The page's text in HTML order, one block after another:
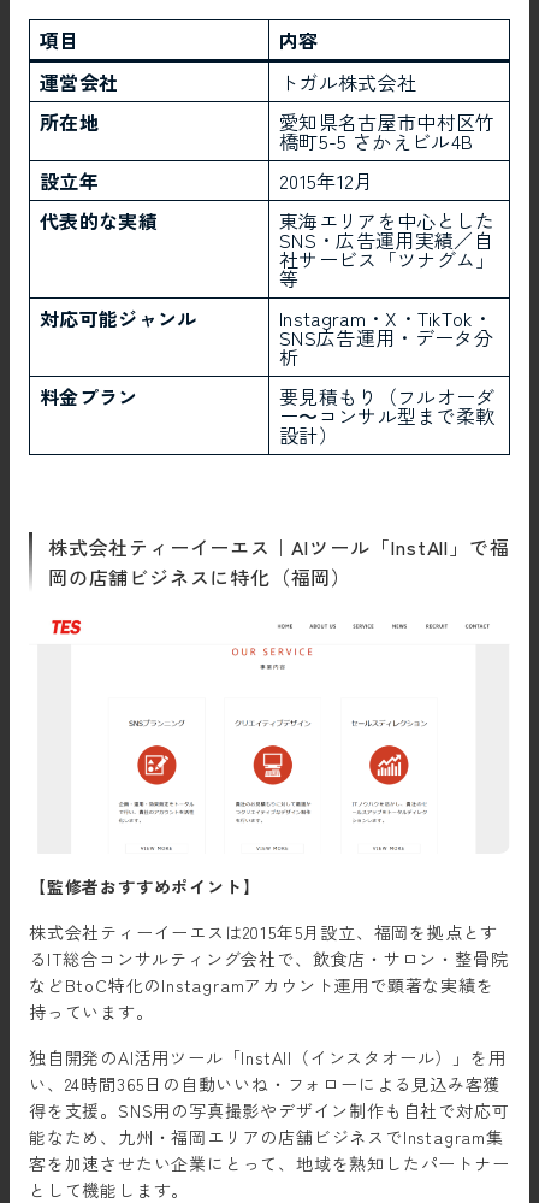
項目
内容
運営会社
トガル株式会社
所在地
愛知県名古屋市中村区竹
橋町5-5 さかえビル4B
設立年
2015年12月
代表的な実績
東海エリアを中心とした
SNS・広告運用実績／自
社サービス「ツナグム」
等
対応可能ジャンル
Instagram・X・TikTok・
SNS広告運用・データ分
析
料金プラン
要見積もり（フルオーダ
ー〜コンサル型まで柔軟
設計）
株式会社ティーイーエス｜AIツール「InstAll」で福
岡の店舗ビジネスに特化（福岡）
【監修者おすすめポイント】
株式会社ティーイーエスは2015年5月設立、福岡を拠点とす
るIT総合コンサルティング会社で、飲食店・サロン・整骨院
などBtoC特化のInstagramアカウント運用で顕著な実績を
持っています。
独自開発のAI活用ツール「InstAll（インスタオール）」を用
い、24時間365日の自動いいね・フォローによる見込み客獲
得を支援。SNS用の写真撮影やデザイン制作も自社で対応可
能なため、九州・福岡エリアの店舗ビジネスでInstagram集
客を加速させたい企業にとって、地域を熟知したパートナー
として機能します。